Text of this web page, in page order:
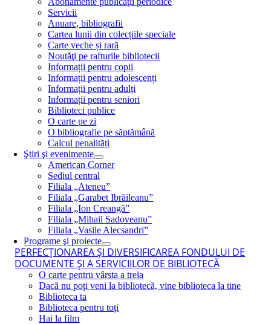
Servicii
Anuare, bibliografii
Cartea lunii din colecțiile speciale
Carte veche și rară
Noutăţi pe rafturile bibliotecii
Informații pentru copii
Informații pentru adolescenți
Informații pentru adulți
Informații pentru seniori
Biblioteci publice
O carte pe zi
O bibliografie pe săptămână
Calcul penalități
Ştiri şi evenimente
American Corner
Sediul central
Filiala „Ateneu”
Filiala „Garabet Ibrăileanu”
Filiala „Ion Creangă”
Filiala „Mihail Sadoveanu”
Filiala „Vasile Alecsandri”
Programe şi proiecte
PERFECŢIONAREA ŞI DIVERSIFICAREA FONDULUI DE
DOCUMENTE ŞI A SERVICIILOR DE BIBLIOTECĂ
O carte pentru vârsta a treia
Dacă nu poţi veni la bibliotecă, vine biblioteca la tine
Biblioteca ta
Biblioteca pentru toţi
Hai la film